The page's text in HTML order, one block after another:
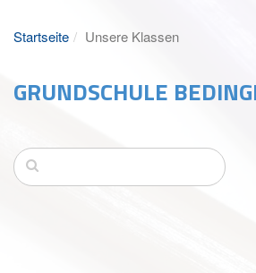
Startseite Unsere Klassen
GRUNDSCHULE